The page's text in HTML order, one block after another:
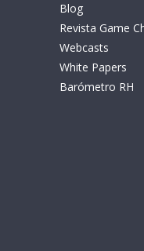
Blog
Revista Game
Webcasts
White Papers
Barómetro RH